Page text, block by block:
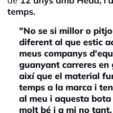
temps.
"No se si millor o
diferent al que estic
meus companys
guanyant carreres en
així que el material
temps a la marca i
al meu i aquesta
molt bé i a mi no